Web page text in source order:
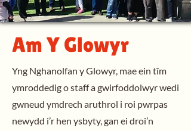
Am Y Glowyr
Yng Nghanolfan y Glowyr, mae ein tîm
ymroddedig o staff a gwirfoddolwyr wedi
gwneud ymdrech aruthrol i roi pwrpas
newydd i’r hen ysbyty, gan ei droi’n